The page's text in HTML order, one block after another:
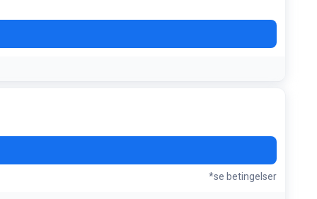
*se betingelser